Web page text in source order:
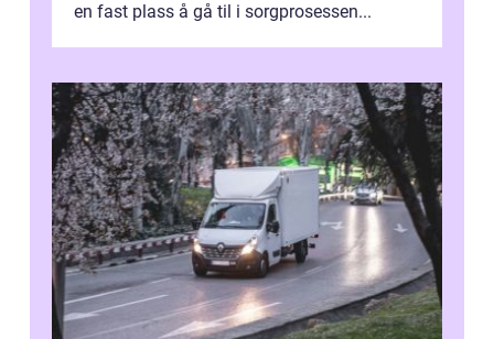
en fast plass å gå til i sorgprosessen...